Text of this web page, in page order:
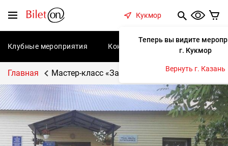
Меню
Кукмор
Теперь вы видите
г. Кукмор
Вернуть г. Казань
Клубные мероприятия Концерты Спектакли
Главная Мастер-класс «Закладка-закрывашка»